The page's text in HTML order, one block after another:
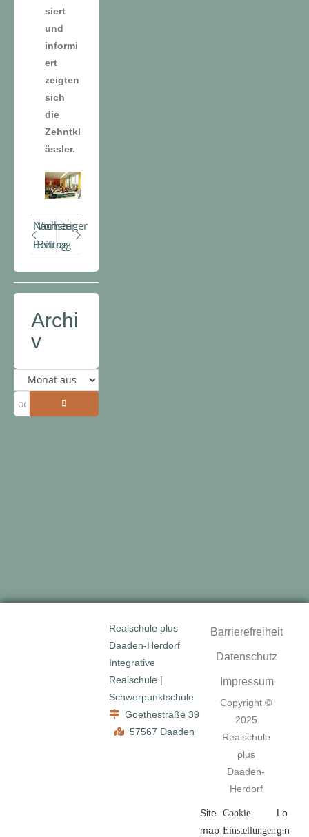
siert
und
informi
ert
zeigten
sich
die
Zehntkl
ässler.
Vorheriger
Beitrag
Nächster
Beitrag
Archi
v
Realschule plus
Daaden-Herdorf
Integrative
Realschule |
Schwerpunktschule
Goethestraße 39
57567 Daaden
Barrierefreiheit
Datenschutz
Impressum
Copyright ©
2025
Realschule
plus
Daaden-
Herdorf
Site
map
Cookie-
Einstellungen
Lo
gin